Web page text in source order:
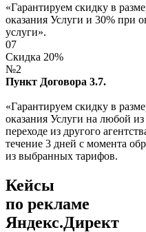
«Гарантируем скидку в
оказания Услуги и 30% при
услуги».
07
Скидка 20%
№2
Пункт Договора 3.7.
«Гарантируем скидку в
оказания Услуги на любой
переходе из другого
течение 3 дней с момента
из выбранных тарифов.
Кейсы
по рекламе
Яндекс.Директ